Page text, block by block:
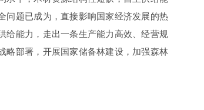
问题已成为，直接影响国家经济发展的热
给能力，走出一条生产能力高效、经营规
略部署，开展国家储备林建设，加强森林